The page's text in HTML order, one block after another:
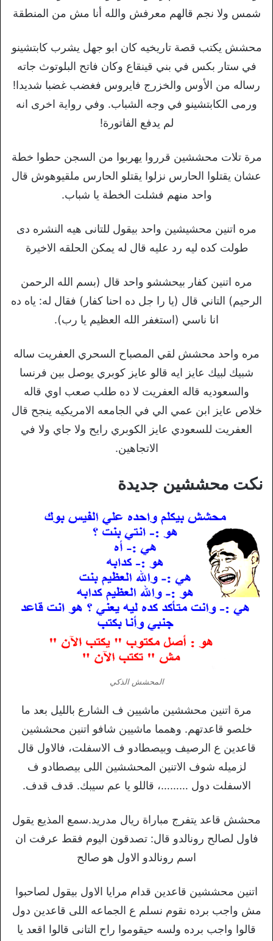
شمس ولا نجم قالهم معرفش والله أنا مش من المنطقة
محشش يكتب قصة تاريخيه كان ابو جهل يشرب كابتشينو
في ستار بكس في بني قينقاع وكان فاتح البلوتوث جاته
رساله من الأوس والخزرج فايروس فغضب غضبا شديدا!
ورمى الكابتشينو في وجه الشباب. وفي رواية اخرى انه
لم يدفع الفاتورة!
مرة تلات محششين قرروا يهربوا من السجن حطوا خطة
عشان يقتلوا الحارس نزلوا يقتلو الحارس ملقيوهوش قال
واحد منهم فشلت الخطة يا شباب.
مره اتنين محشيشين واحد بيقول للتانى هيه النشره دى
طولت كده ليه رد عليه قال له يمكن الحلقه الاخيرة
مره اتنين كفار بيحششو واحد قال (بسم الله الرحمن
الرحيم) التاني قال (يا را جل ده احنا كفار) فقال له: ياه ده
انا ناسي (استغفر الله العظيم يا رب).
مره واحد محشش لقي المصباح السحري العفريت ساله
شبيك لبيك عايز ايه قالو عايز كوبري يوصل بين فرنسا
والسعوديه قاله العفريت لا ده طلب صعب اوي قاله
خلاص عايز ابن عمي الي في الجامعه الامريكيه ينجح قال
العفريت للسعودي عايز الكوبري رايح ولا جاي ولا في
الاتجاهين.
نكت محششين جديدة
المحشش الذكي
مرة اتنين محششين ماشيين ف الشارع بالليل بعد ما
خلصو قاعدتهم. وهمما ماشيين شافو اتنين محششين
قاعدين ع الرصيف وبيصطادو ف الاسفلت، فالاول قال
لزميله شوف الاتنين المحششين اللى بيصطادو ف
الاسفلت دول ………، قاللو يا عم سيبك. قدف قدف.
محشش قاعد يتفرج مباراة ريال مدريد.سمع المذيع يقول
فاول لصالح رونالدو قال: تصدقون اليوم فقط عرفت ان
اسم رونالدو الاول هو صالح
اتنين محششين قاعدين قدام مرايا الاول بيقول لصاحبوا
مش واجب برده نقوم نسلم ع الجماعه اللى قاعدين دول
قالوا واجب برده ولسه حيقوموا راح التانى قالوا اقعد يا